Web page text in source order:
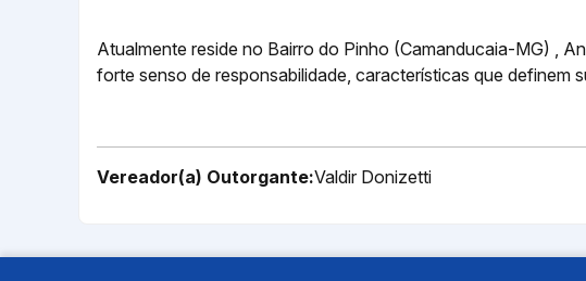
Atualmente reside no Bairro do Pinho (Camanducaia-MG) ,
forte senso de responsabilidade, características que definem
Vereador(a) Outorgante:Valdir Donizetti